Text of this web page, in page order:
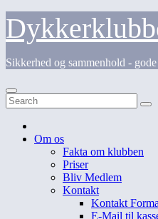
Skip
content
Sikkerhed og sammenhold -
Om os
Fakta om klubben
Priser
Bliv Medlem
Kontakt
Kontakt
E-Mail til